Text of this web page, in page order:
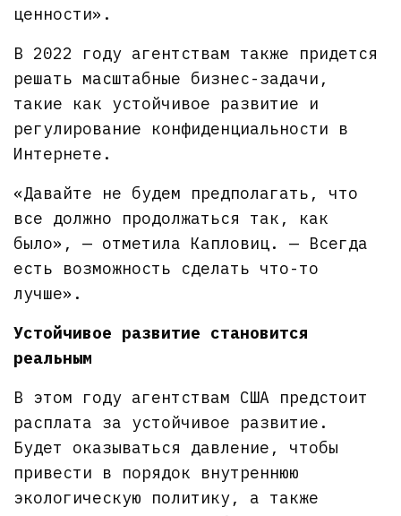
ценности».
В 2022 году агентствам также придется
решать масштабные бизнес-задачи,
такие как устойчивое развитие и
регулирование конфиденциальности в
Интернете.
«Давайте не будем предполагать, что
все должно продолжаться так, как
было», — отметила Капловиц. — Всегда
есть возможность сделать что-то
лучше».
Устойчивое развитие становится
реальным
В этом году агентствам США предстоит
расплата за устойчивое развитие.
Будет оказываться давление, чтобы
привести в порядок внутреннюю
экологическую политику, а также